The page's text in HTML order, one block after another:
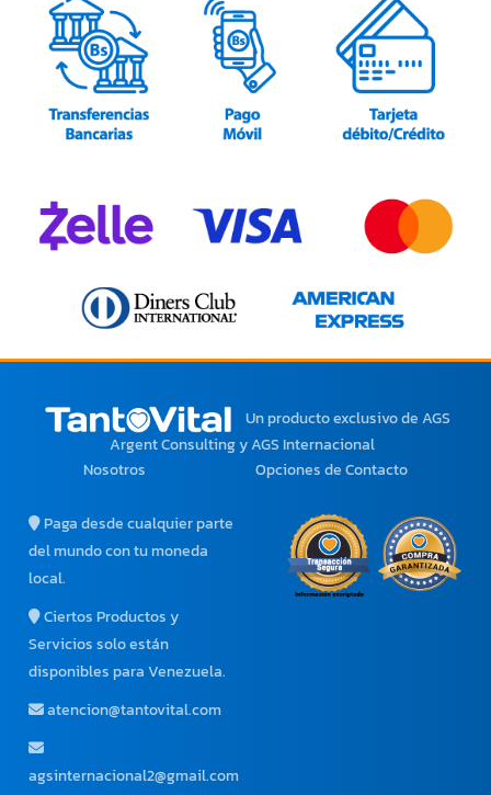
Un producto exclusivode AGS
Argent Consulting y AGS Internacional
Nosotros
Opciones de Contacto
Paga desde cualquier parte
del mundo con tu moneda
local.
Ciertos Productos y
Servicios solo están
disponibles para Venezuela.
atencion@tantovital.com
agsinternacional2@gmail.com